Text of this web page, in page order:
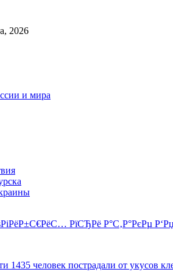
2026
и мира
РїСЂРё Р°С‚Р°РєРµ
1435 человек пострадали от укусов